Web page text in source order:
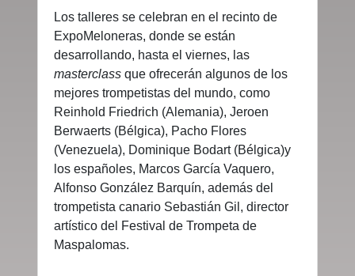
Los talleres se celebran en el recinto de
ExpoMeloneras, donde se están
desarrollando, hasta el viernes, las
masterclass que ofrecerán algunos de los
mejores trompetistas del mundo, como
Reinhold Friedrich (Alemania), Jeroen
Berwaerts (Bélgica), Pacho Flores
(Venezuela), Dominique Bodart (Bélgica)y
los españoles, Marcos García Vaquero,
Alfonso González Barquín, además del
trompetista canario Sebastián Gil, director
artístico del Festival de Trompeta de
Maspalomas.